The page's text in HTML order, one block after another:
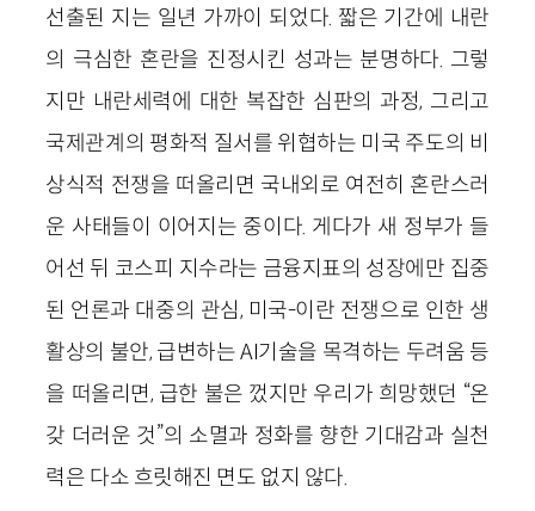
선출된 지는 일년 가까이 되었다. 짧은 기간에 내란
의 극심한 혼란을 진정시킨 성과는 분명하다. 그렇
지만 내란세력에 대한 복잡한 심판의 과정, 그리고
국제관계의 평화적 질서를 위협하는 미국 주도의 비
상식적 전쟁을 떠올리면 국내외로 여전히 혼란스러
운 사태들이 이어지는 중이다. 게다가 새 정부가 들
어선 뒤 코스피 지수라는 금융지표의 성장에만 집중
된 언론과 대중의 관심, 미국-이란 전쟁으로 인한 생
활상의 불안, 급변하는 AI기술을 목격하는 두려움 등
을 떠올리면, 급한 불은 껐지만 우리가 희망했던 “온
갖 더러운 것”의 소멸과 정화를 향한 기대감과 실천
력은 다소 흐릿해진 면도 없지 않다.